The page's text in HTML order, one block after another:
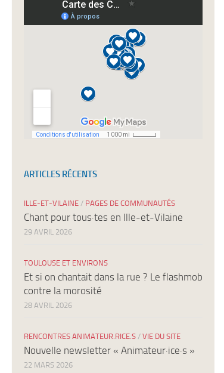
newsletters
ARTICLES RÉCENTS
ILLE-ET-VILAINE / PAGES DE COMMUNAUTÉS
Chant pour tous·tes en Ille-et-Vilaine
29 AVRIL 2026
TOULOUSE ET ENVIRONS
Et si on chantait dans la rue ? Le flashmob
contre la morosité
28 AVRIL 2026
RENCONTRES ANIMATEUR.RICE.S / VIE DU SITE
Nouvelle newsletter « Animateur·ice·s »
22 MARS 2026